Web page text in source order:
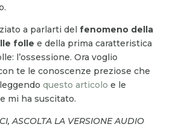
a parlarti del fenomeno della
folle e della prima caratteristica
l’ossessione. Ora voglio
te le conoscenze preziose che
questo articolo e le
mi ha suscitato.
ASCOLTA LA VERSIONE AUDIO